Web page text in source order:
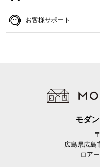
美しいステンレスフ
お客様サポート
モダ
広島県広島
ロア